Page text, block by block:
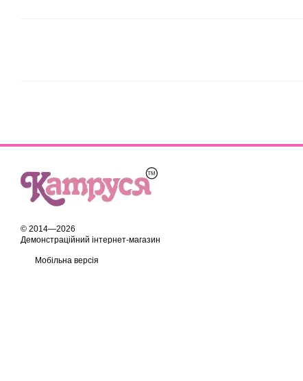
© 2014—2026
Демонстраційний інтернет-магазин
Мобільна версія